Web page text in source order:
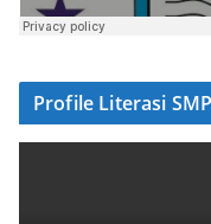
Profile Literasi